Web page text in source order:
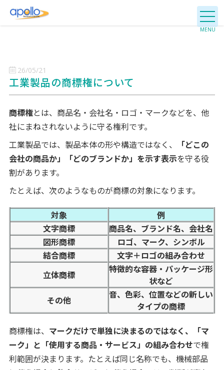
26/05/21
工業製品の商標権について
商標権とは、商品名・会社名・ロゴ・マークなどを、他
社にまねされないように守る権利です。
工業製品では、製品本体の形や構造ではなく、
「どこの
会社の商品か」「どのブランドか」を示す表示を守る役
割があります。
たとえば、次のようなものが商標の対象になります。
対象
例
文字商標
商品名、ブランド名、会社名
図形商標
ロゴ、マーク、シンボル
結合商標
文字＋ロゴの組み合わせ
立体商標
特徴的な容器・パッケージ形
状など
その他
音、色彩、位置などの新しい
タイプの商標
商標権は、 マークだけで単独に決まるのではなく、「マ
ーク」と「使用する商品・サービス」の組み合わせで権
利範囲が決まります。たとえば同じ名称でも、機械部品